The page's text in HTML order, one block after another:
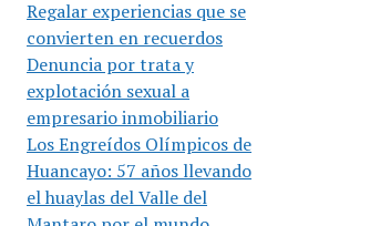
Regalar experiencias que se
convierten en recuerdos
Denuncia por trata y
explotación sexual a
empresario inmobiliario
Los Engreídos Olímpicos de
Huancayo: 57 años llevando
el huaylas del Valle del